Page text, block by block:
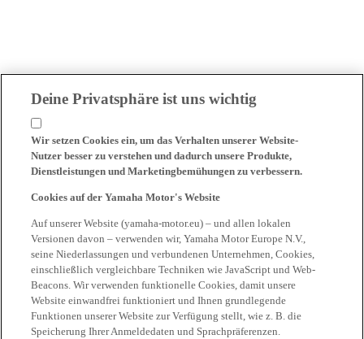
Deine Privatsphäre ist uns wichtig
Wir setzen Cookies ein, um das Verhalten unserer Website-
Nutzer besser zu verstehen und dadurch unsere Produkte,
Dienstleistungen und Marketingbemühungen zu verbessern.
Cookies auf der Yamaha Motor's Website
Auf unserer Website (yamaha-motor.eu) – und allen lokalen
Versionen davon – verwenden wir, Yamaha Motor Europe N.V.,
seine Niederlassungen und verbundenen Unternehmen, Cookies,
einschließlich vergleichbare Techniken wie JavaScript und Web-
Beacons. Wir verwenden funktionelle Cookies, damit unsere
Website einwandfrei funktioniert und Ihnen grundlegende
Funktionen unserer Website zur Verfügung stellt, wie z. B. die
Speicherung Ihrer Anmeldedaten und Sprachpräferenzen.